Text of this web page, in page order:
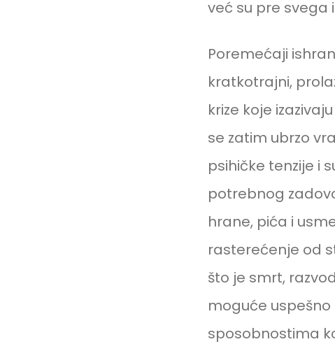
već su pre svega
Poremećaji
kratkotrajni,
krize koje
se zatim ubrzo
psihičke tenzije i
potrebnog
hrane, pića i
rasterećenje od
što je smrt,
moguće
sposobnostima